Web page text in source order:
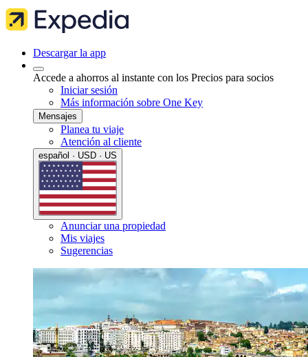
Descargar la app
Accede a ahorros al instante con los Precios para socios
Iniciar sesión
Más información sobre One Key
Mensajes
Planea tu viaje
Atención al cliente
español · USD · US
Anunciar una propiedad
Mis viajes
Sugerencias